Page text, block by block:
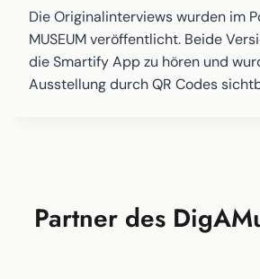
Die Originalinterviews wurden im
MUSEUM veröffentlicht. Beide
die Smartify App zu hören und
Ausstellung durch QR Codes
Partner des